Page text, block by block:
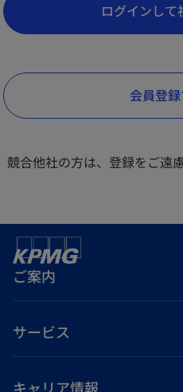
ログインして
会員登
競合他社の方は、登録をご遠
ご案内
サービス
キャリア情報